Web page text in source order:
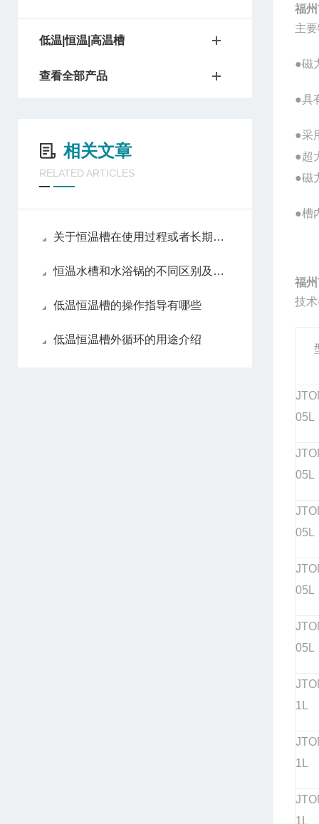
低温|恒温|高温槽
查看全部产品
相关文章
RELATED ARTICLES
关于恒温槽在使用过程或者长期不用的情况下的养护
恒温水槽和水浴锅的不同区别及用途介绍
低温恒温槽的操作指导有哪些
低温恒温槽外循环的用途介绍
福
主
●磁
●具
●采
●超
●磁
●槽
福
技
05L
05L
05L
05L
05L
1L
1L
1L